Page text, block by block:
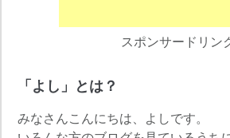
スポンサードリン
「よし」とは？
みなさんこんにちは、よしです。